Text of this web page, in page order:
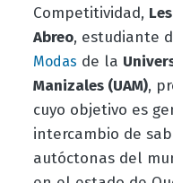
Competitividad,
Abreo, estudiante
Modas de la
Manizales (UAM),
cuyo objetivo es
intercambio de
autóctonas del